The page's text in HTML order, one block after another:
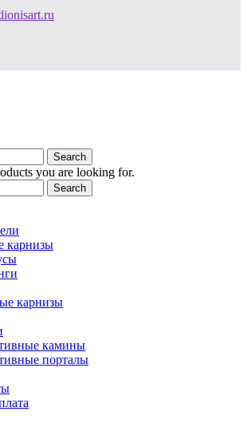
Search
you are looking for.
Search
карнизы
карнизы
камины
порталы